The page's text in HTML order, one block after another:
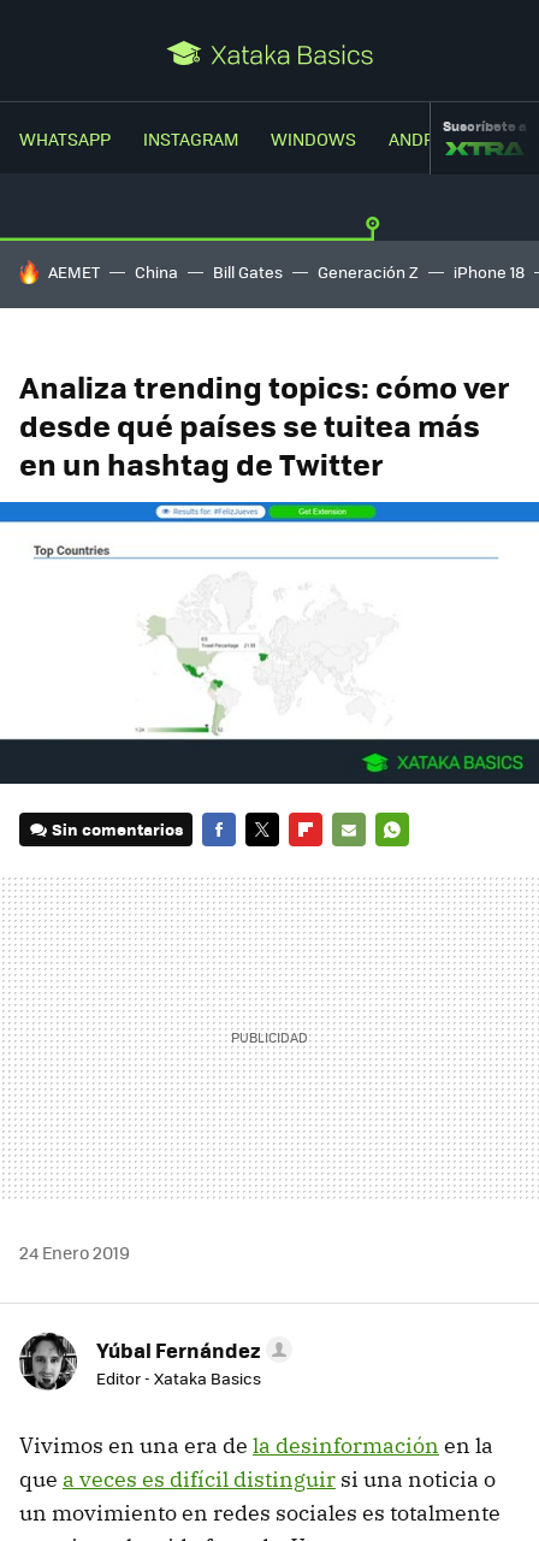
WHATSAPP INSTAGRAM WINDOWS ANDROIDSuscríbete a
HOY SE HABLA DE
AEMET China Bill Gates Generación Z iPhone 18
Analiza trending topics: cómo ver
desde qué países se tuitea más
en un hashtag de Twitter
Sin comentarios
MAIL
24 Enero 2019
Yúbal Fernández
Editor - Xataka Basics
Vivimos en una era de la desinformación en la
que a veces es difícil distinguir si una noticia o
un movimiento en redes sociales es totalmente